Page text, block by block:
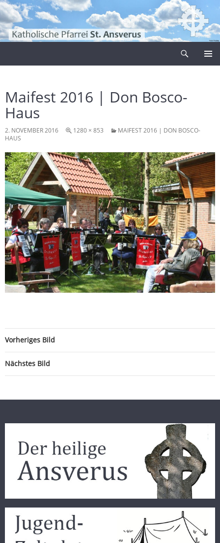
Zum
Inhalt
springen
Maifest 2016 | Don Bosco-
Haus
2. NOVEMBER 2016 1280 × 853
MAIFEST 2016 | DON BOSCO-
HAUS
Vorheriges Bild
Nächstes Bild